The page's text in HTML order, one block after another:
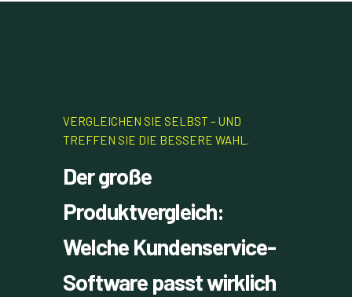
VERGLEICHEN SIE SELBST – UND
TREFFEN SIE DIE BESSERE WAHL.
Der große
Produktvergleich:
Welche Kundenservice-
Software passt wirklich